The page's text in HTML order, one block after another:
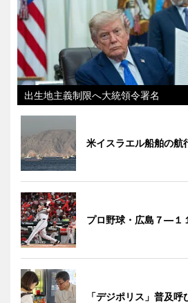
出生地主義制限へ大統領令署名
米イスラエル船舶の航
プロ野球・広島７―１
「デジポリス」普及呼